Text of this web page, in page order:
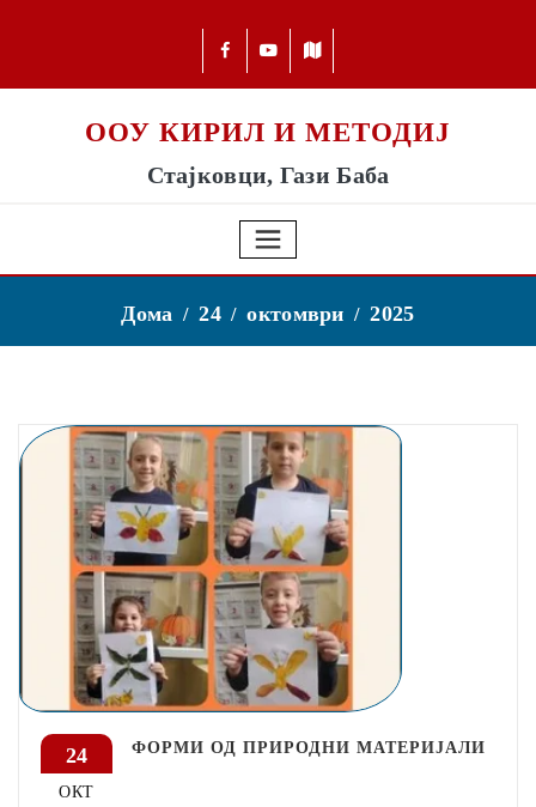
ООУ КИРИЛ И МЕТОДИЈ
Стајковци, Гази Баба
Дома 24 октомври 2025
24
ОКТ
ФОРМИ ОД ПРИРОДНИ МАТЕРИЈАЛИ